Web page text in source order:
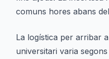
comuns hores abans
La logística per arribar
universitari varia